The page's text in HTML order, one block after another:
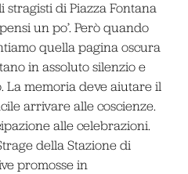
di Piazza Fontana
un po’. Però quando
quella pagina oscura
in assoluto silenzio e
La memoria deve aiutare il
arrivare alle coscienze.
alle celebrazioni.
della Stazione di
promosse in